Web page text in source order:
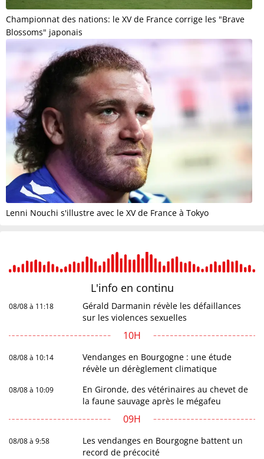
Championnat des nations: le XV de France corrige les "Brave
Blossoms" japonais
Lenni Nouchi s'illustre avec le XV de France à Tokyo
L'info en continu
08/08 à 11:18
Gérald Darmanin révèle les défaillances
sur les violences sexuelles
10H
08/08 à 10:14
Vendanges en Bourgogne : une étude
révèle un dérèglement climatique
08/08 à 10:09
En Gironde, des vétérinaires au chevet de
la faune sauvage après le mégafeu
09H
08/08 à 9:58
Les vendanges en Bourgogne battent un
record de précocité